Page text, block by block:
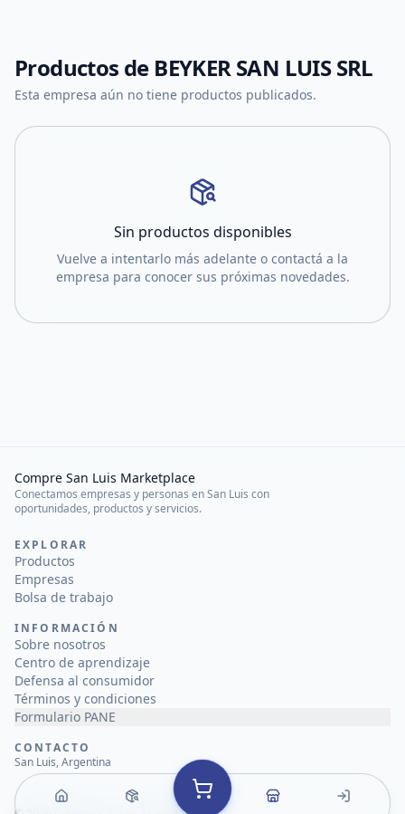
Productos de BEYKER SAN LUIS SRL
Esta empresa aún no tiene productos publicados.
Sin productos disponibles
Vuelve a intentarlo más adelante o contactá a la
empresa para conocer sus próximas novedades.
Compre San Luis Marketplace
Conectamos empresas y personas en San Luis con
oportunidades, productos y servicios.
EXPLORAR
Productos
Empresas
Bolsa de trabajo
INFORMACIÓN
Sobre nosotros
Centro de aprendizaje
Defensa al consumidor
Términos y condiciones
Formulario PANE
CONTACTO
San Luis, Argentina